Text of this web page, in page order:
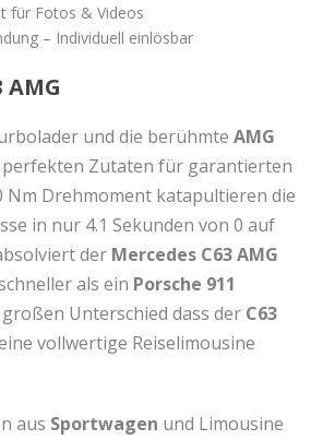
für Fotos & Videos
– Individuell einlösbar
AMG
und die berühmte AMG
perfekten Zutaten für garantierten
Nm Drehmoment katapultieren die
in nur 4.1 Sekunden von 0 auf
der Mercedes C63 AMG
als ein Porsche 911
Unterschied dass der C63
vollwertige Reiselimousine
aus Sportwagen und Limousine